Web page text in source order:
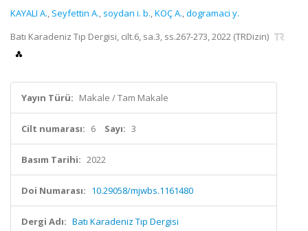
KAYALI A., Seyfettin A., soydan i. b.,KOÇ A.,dogramaci y.
Batı Karadeniz Tıp Dergisi, cilt.6, sa.3, ss.267-273, 2022 (TRDizin)
Yayın Türü: Makale / Tam Makale
Cilt numarası: 6 Sayı: 3
Basım Tarihi: 2022
Doi Numarası: 10.29058/mjwbs.1161480
Dergi Adı: Batı Karadeniz Tıp Dergisi